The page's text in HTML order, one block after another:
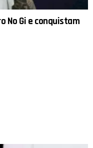
No Gi e conquistam